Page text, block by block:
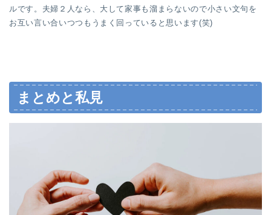
ルです。夫婦２人なら、大して家事も溜まらないので小さい文句を
お互い言い合いつつもうまく回っていると思います(笑)
まとめと私見